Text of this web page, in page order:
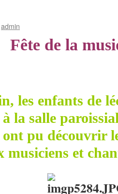
admin
Fête de la
les enfants de
la salle
ont pu découvrir
musiciens et